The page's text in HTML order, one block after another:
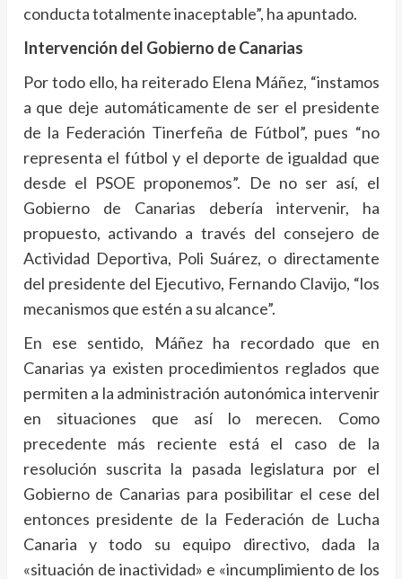
conducta totalmente inaceptable”, ha apuntado.
Intervención del Gobierno de Canarias
Por todo ello, ha reiterado Elena Máñez, “instamos
a que deje automáticamente de ser el presidente
de la Federación Tinerfeña de Fútbol”, pues “no
representa el fútbol y el deporte de igualdad que
desde el PSOE proponemos”. De no ser así, el
Gobierno de Canarias debería intervenir, ha
propuesto, activando a través del consejero de
Actividad Deportiva, Poli Suárez, o directamente
del presidente del Ejecutivo, Fernando Clavijo, “los
mecanismos que estén a su alcance”.
En ese sentido, Máñez ha recordado que en
Canarias ya existen procedimientos reglados que
permiten a la administración autonómica intervenir
en situaciones que así lo merecen. Como
precedente más reciente está el caso de la
resolución suscrita la pasada legislatura por el
Gobierno de Canarias para posibilitar el cese del
entonces presidente de la Federación de Lucha
Canaria y todo su equipo directivo, dada la
«situación de inactividad» e «incumplimiento de los